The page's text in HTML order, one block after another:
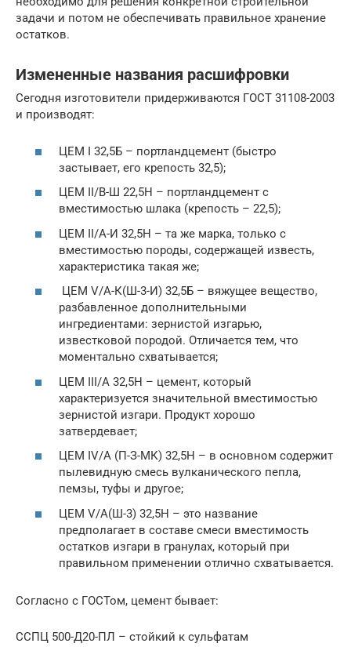
задачи и потом не обеспечивать правильное хранение
остатков.
Измененные названия расшифровки
Сегодня изготовители придерживаются ГОСТ 31108-2003
и производят:
ЦЕМ I 32,5Б – портландцемент (быстро
застывает, его крепость 32,5);
ЦЕМ II/В-Ш 22,5Н – портландцемент с
вместимостью шлака (крепость – 22,5);
ЦЕМ II/А-И 32,5Н – та же марка, только с
вместимостью породы, содержащей известь,
характеристика такая же;
ЦЕМ V/А-К(Ш-3-И) 32,5Б – вяжущее вещество,
разбавленное дополнительными
ингредиентами: зернистой изгарью,
известковой породой. Отличается тем, что
моментально схватывается;
ЦЕМ III/A 32,5Н – цемент, который
характеризуется значительной вместимостью
зернистой изгари. Продукт хорошо
затвердевает;
ЦЕМ IV/A (П-З-МК) 32,5Н – в основном содержит
пылевидную смесь вулканического пепла,
пемзы, туфы и другое;
ЦЕМ V/А(Ш-3) 32,5Н – это название
предполагает в составе смеси вместимость
остатков изгари в гранулах, который при
правильном применении отлично схватывается.
Согласно с ГОСТом, цемент бывает:
ССПЦ 500-Д20-ПЛ – стойкий к сульфатам